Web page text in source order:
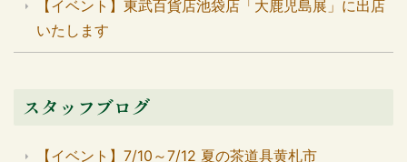
【イベント】東武百貨店池袋店「大鹿児島展」に出店
いたします
スタッフブログ
【イベント】7/10～7/12 夏の茶道具黄札市